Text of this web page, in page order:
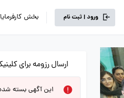
ورود | ثبت نام بخش
ارسال رزومه برای
این آگهی بسته